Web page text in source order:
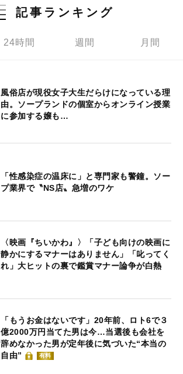
記事ランキング
24時間 週間 月間
風俗店が現役女子大生だらけになっている理
由。ソープランドの個室からオンライン授業
に参加する嬢も…
「性感染症の温床に」と専門家も警鐘。ソー
プ業界で〝NS店〟急増のワケ
〈映画『ちいかわ』〉「子ども向けの映画に
静かにするマナーはありません」「叱ってく
れ」大ヒットの裏で鑑賞マナー論争が白熱
「もうお金はないです」20年前、ロト6で３
億2000万円当てた男は今…当選後も会社を
辞めなかった男が定年後に気づいた“本当の
自由”
有料